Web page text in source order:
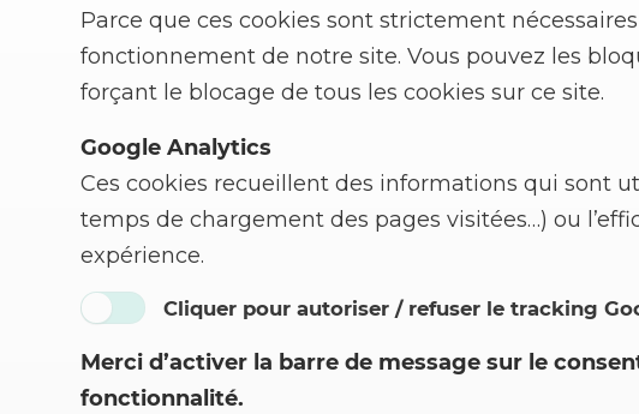
Parce que ces cookies sont strictement
fonctionnement de notre site. Vous pouvez les
forçant le blocage de tous les cookies sur ce site.
Google Analytics
Ces cookies recueillent des informations qui sont
temps de chargement des pages visitées…) ou
expérience.
Cliquer pour autoriser / refuser le tracking
Merci d’activer la barre de message sur le
fonctionnalité.